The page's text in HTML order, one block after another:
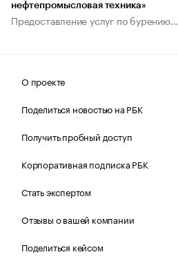
нефтепромысловая техника»
Предоставление услуг по бурению...
О проекте
Поделиться новостью на РБК
Получить пробный доступ
Корпоративная подписка РБК
Стать экспертом
Отзывы о вашей компании
Поделиться кейсом